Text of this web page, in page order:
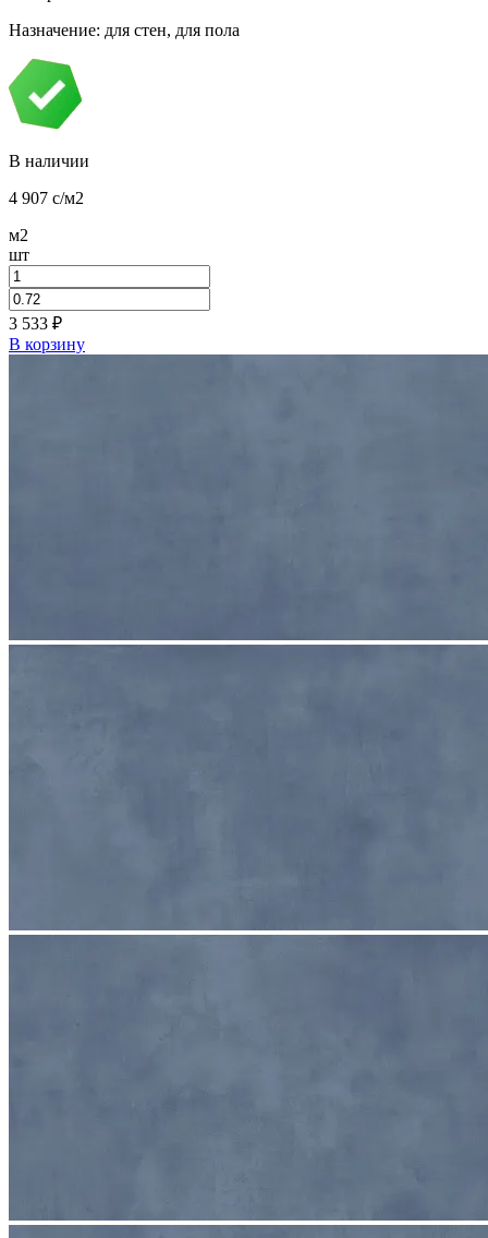
Назначение: для стен, для пола
В наличии
4 907 c/м2
м2
шт
3 533 ₽
В корзину